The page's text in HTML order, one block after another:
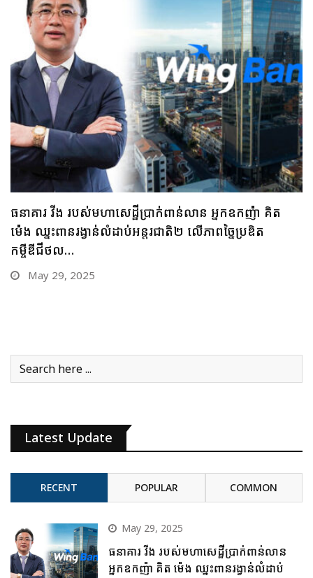
ធនាគារ ប្រៃសណីយ៍កម្ពុជា និងក្រុមហ៊ុន អាយជី អាណា
ចក្រថិក ចុះកិច្ចព្រមព្រៀងភាពជាដៃគូយុទ្ធសាស្ត្រផ្នែកបច្ចេកវិទ្យា
May 28, 2025
Latest Update
RECENT POPULAR COMMON
May 29, 2025
ធនាគារ វីង របស់មហាសេដ្ឋីប្រាក់ពាន់លាន
អ្នកឧកញ៉ា គិត ម៉េង ឈ្នះពានរង្វាន់លំដាប់